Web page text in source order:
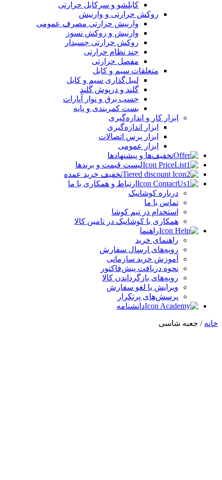
کابلشو و سرکابل حرارتی
روکش حرارتی و وارنیش
وارنیش حرارتی مصرف عمومی
وارنیش و روکش نسوز
روکش حرارتی چسبدار
چند نظام حرارتی
مفصل حرارتی
متعلقات سیم و کابل
لیبل‌گذاری سیم و کابل
گلند و درپوش گلند
چسب برق و نوار آپارات
بست کمربندی و پایه
ابزار کار و اندازه‌گیری
ابزار اندازه‌گیری
ابزار پرس اتصالات
ابزار عمومی
تخفیف‌ها و پیشنهادها
لیست قیمت و برندها
تخفیف خرید عمده
ارتباط و همکاری با ما
درباره کوشانیک
تماس با ما
استخدام در تیم کوشا
همکاری با کوشانیک در تامین کالا
راهنما
راهنمای خرید
رویه‌های ارسال سفارش
آموزش خرید سازمانی
نحوه دریافت پیش‌فاکتور
رویه‌های بازگرداندن کالا
ویرایش یا لغو سفارش
پرسش‌های پرتکرار
دانشنامه
خانه / جعبه شاسی